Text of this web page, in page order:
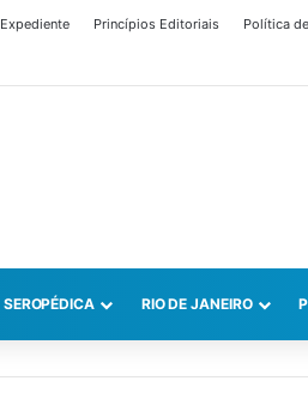
Expediente Princípios Editoriais Política
SEROPÉDICA RIO DE JANEIRO